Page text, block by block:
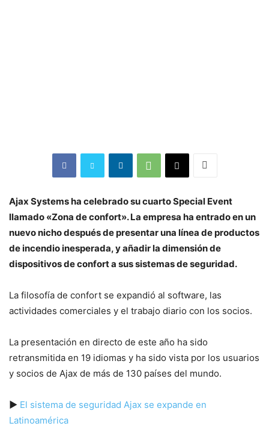
Ajax Systems ha celebrado su cuarto Special Event
llamado «Zona de confort». La empresa ha entrado en un
nuevo nicho después de presentar una línea de productos
de incendio inesperada, y añadir la dimensión de
dispositivos de confort a sus sistemas de seguridad.
La filosofía de confort se expandió al software, las
actividades comerciales y el trabajo diario con los socios.
La presentación en directo de este año ha sido
retransmitida en 19 idiomas y ha sido vista por los usuarios
y socios de Ajax de más de 130 países del mundo.
▶ El sistema de seguridad Ajax se expande en
Latinoamérica